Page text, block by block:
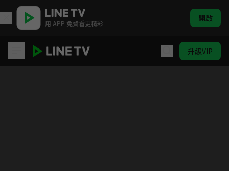
用 APP 免費看更精彩 開啟
升級VIP